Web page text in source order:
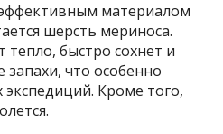
материалом
шерсть мериноса.
тепло, быстро сохнет и
что особенно
Кроме того,